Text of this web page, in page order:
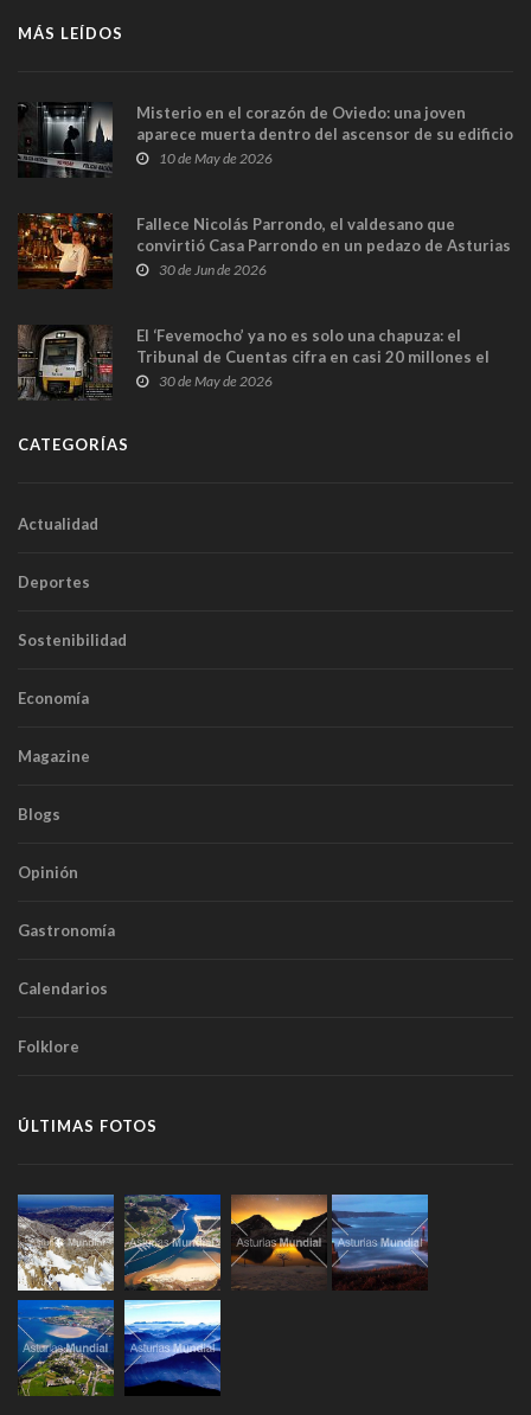
MÁS LEÍDOS
Misterio en el corazón de Oviedo: una joven
aparece muerta dentro del ascensor de su edificio
y las cámaras captan sus últimos minutos
10 de May de 2026
Fallece Nicolás Parrondo, el valdesano que
convirtió Casa Parrondo en un pedazo de Asturias
en Madrid
30 de Jun de 2026
El ‘Fevemocho’ ya no es solo una chapuza: el
Tribunal de Cuentas cifra en casi 20 millones el
sobrecoste de los trenes que no cabían por los
30 de May de 2026
CATEGORÍAS
Actualidad
Deportes
Sostenibilidad
Economía
Magazine
Blogs
Opinión
Gastronomía
Calendarios
Folklore
ÚLTIMAS FOTOS